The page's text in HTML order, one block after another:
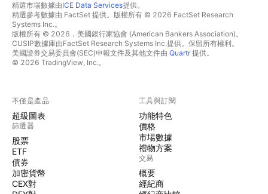
精選市場數據由ICE Data Services提供。
精選參考數據由 FactSet 提供。版權所有 © 2026 FactSet Research
Systems Inc.。
版權所有 © 2026，美國銀行家協會 (American Bankers Association)。
CUSIP數據庫由FactSet Research Systems Inc.提供。保留所有權利。
美國證券交易委員會(SEC)申報文件及其他文件由 Quartr提供。
© 2026 TradingView, Inc.。
不僅是產品
超級圖表
篩選器
股票
ETF
債券
加密貨幣
CEX對
工具與訂閱
功能特色
價格
市場數據
禮物方案
交易
概要
經紀商